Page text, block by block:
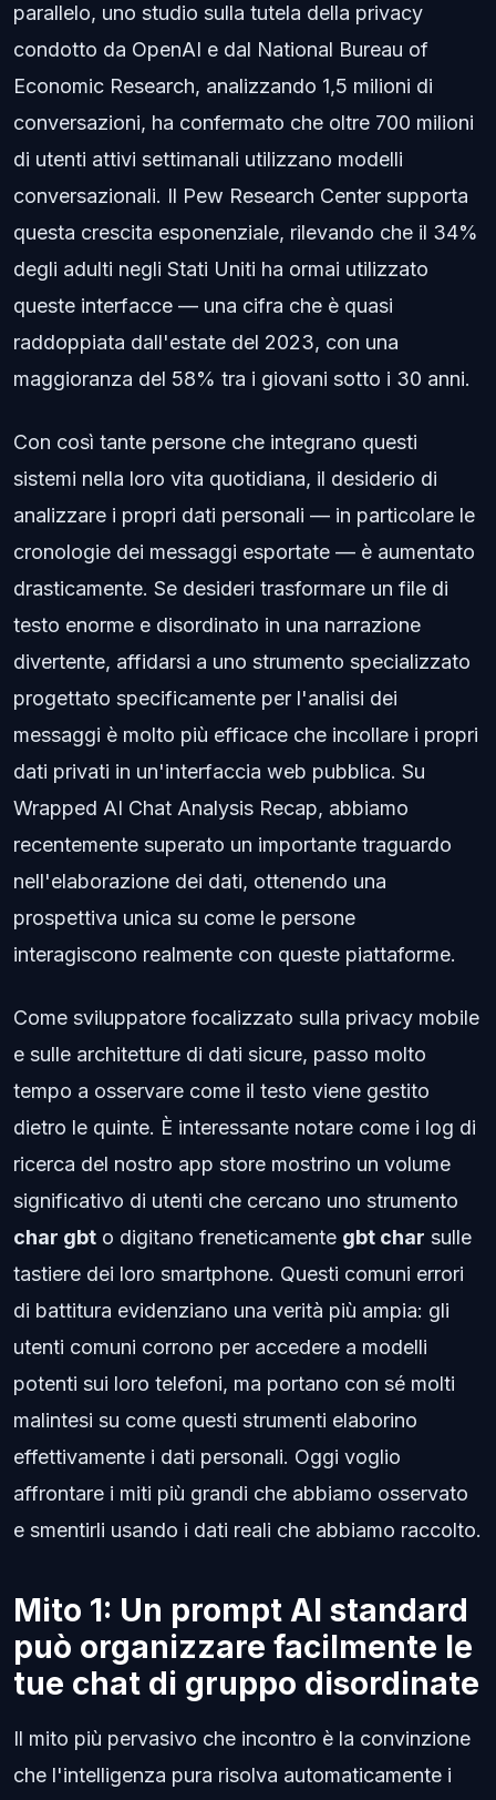
parallelo, uno studio sulla tutela della privacy
condotto da OpenAI e dal National Bureau of
Economic Research, analizzando 1,5 milioni di
conversazioni, ha confermato che oltre 700 milioni
di utenti attivi settimanali utilizzano modelli
conversazionali. Il Pew Research Center supporta
questa crescita esponenziale, rilevando che il 34%
degli adulti negli Stati Uniti ha ormai utilizzato
queste interfacce — una cifra che è quasi
raddoppiata dall'estate del 2023, con una
maggioranza del 58% tra i giovani sotto i 30 anni.
Con così tante persone che integrano questi
sistemi nella loro vita quotidiana, il desiderio di
analizzare i propri dati personali — in particolare le
cronologie dei messaggi esportate — è aumentato
drasticamente. Se desideri trasformare un file di
testo enorme e disordinato in una narrazione
divertente, affidarsi a uno strumento specializzato
progettato specificamente per l'analisi dei
messaggi è molto più efficace che incollare i propri
dati privati in un'interfaccia web pubblica. Su
Wrapped AI Chat Analysis Recap, abbiamo
recentemente superato un importante traguardo
nell'elaborazione dei dati, ottenendo una
prospettiva unica su come le persone
interagiscono realmente con queste piattaforme.
Come sviluppatore focalizzato sulla privacy mobile
e sulle architetture di dati sicure, passo molto
tempo a osservare come il testo viene gestito
dietro le quinte. È interessante notare come i log di
ricerca del nostro app store mostrino un volume
significativo di utenti che cercano uno strumento
char gbt o digitano freneticamente gbt char sulle
tastiere dei loro smartphone. Questi comuni errori
di battitura evidenziano una verità più ampia: gli
utenti comuni corrono per accedere a modelli
potenti sui loro telefoni, ma portano con sé molti
malintesi su come questi strumenti elaborino
effettivamente i dati personali. Oggi voglio
affrontare i miti più grandi che abbiamo osservato
e smentirli usando i dati reali che abbiamo raccolto.
Mito 1: Un prompt AI standard
può organizzare facilmente le
tue chat di gruppo disordinate
Il mito più pervasivo che incontro è la convinzione
che l'intelligenza pura risolva automaticamente i